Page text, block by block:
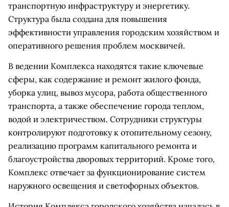
транспортную инфраструктуру и энергетику.
Структура была создана для повышения
эффективности управления городским хозяйством и
оперативного решения проблем москвичей.
В ведении Комплекса находятся такие ключевые
сферы, как содержание и ремонт жилого фонда,
уборка улиц, вывоз мусора, работа общественного
транспорта, а также обеспечение города теплом,
водой и электричеством. Сотрудники структуры
контролируют подготовку к отопительному сезону,
реализацию программ капитального ремонта и
благоустройства дворовых территорий. Кроме того,
Комплекс отвечает за функционирование систем
наружного освещения и светофорных объектов.